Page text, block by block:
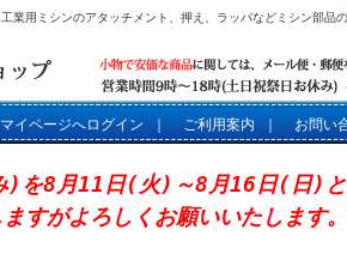
工業用ミシンのアタッチメント、押え、ラッパなどミシン部品
マイページへログイン ご利用案内 お問い
)を8月11日(火)～8月16日(日)と
すがよろしくお願いいたします。